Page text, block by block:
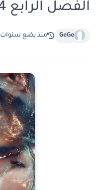
الفصل الرابع 4 بقلم اية عيد
GeGe منذ بضع سنوات